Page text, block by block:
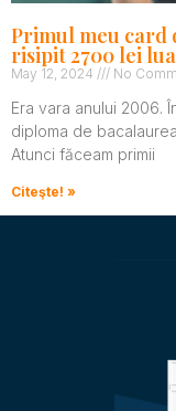
Primul meu card
risipit 2700 lei
May 12, 2024 No
Era vara anului 2006.
diploma de
Atunci făceam primii
Citeşte! »